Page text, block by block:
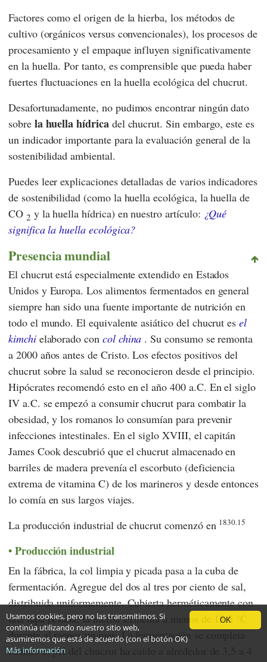
Factores como el origen de la hierba, los métodos de
cultivo (orgánicos versus convencionales), los procesos de
procesamiento y el empaque influyen significativamente
en la huella. Por tanto, es comprensible que pueda haber
fuertes fluctuaciones en la huella ecológica del chucrut.
Desafortunadamente, no pudimos encontrar ningún dato
sobre la huella hídricadel chucrut. Sin embargo, este es
un indicador importante para la evaluación general de la
sostenibilidad ambiental.
Puedes leer explicaciones detalladas de varios indicadores
de sostenibilidad (como la huella ecológica, la huella de
CO 2 y la huella hídrica) en nuestro artículo: ¿Qué
significa la huella ecológica?
Presencia mundial
El chucrut está especialmente extendido en Estados
Unidos y Europa. Los alimentos fermentados en general
siempre han sido una fuente importante de nutrición en
todo el mundo. El equivalente asiático del chucrut esel
kimchielaborado con col china . Su consumo se remonta
a 2000 años antes de Cristo. Los efectos positivos del
chucrut sobre la salud se reconocieron desde el principio.
Hipócrates recomendó esto en el año 400 a.C. En el siglo
IV a.C. se empezó a consumir chucrut para combatir la
obesidad, y los romanos lo consumían para prevenir
infecciones intestinales. En el siglo XVIII, el capitán
James Cookdescubrió que el chucrut almacenado en
barriles de madera prevenía el escorbuto (deficiencia
extrema de vitamina C) de los marineros y desde entonces
lo comía en sus largos viajes.
La producción industrial de chucrut comenzó en 1830.15
Producción industrial
En la fábrica, la col limpia y picada pasa a la cuba de
fermentación. Agregue del dos al tres por ciento de sal,
distribuida uniformemente. Cubierta herméticamente con
una tapa pesada, la hierba fermenta a menos de 15,5 °C
durante al menos un mes. La fermentación se completa
cuando el pH del chucrut ha caído a alrededor de 3,5 a 4
OK
Usamos cookies, pero no las transmitimos. Si
continúa utilizando nuestro sitio web,
asumiremos que está de acuerdo (con el botón OK)
Más información